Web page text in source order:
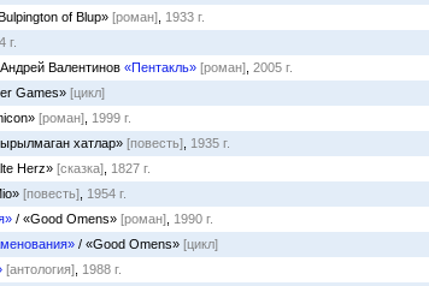
of Blup» [роман] 1933 г.
г.
Валентинов «Пентакль» [роман] 2005 г.
Games» [цикл]
[роман] 1999 г.
хатлар» [повесть] 1935 г.
Herz» [сказка] 1827 г.
[повесть] 1954 г.
/ «Good Omens» [роман] 1990 г.
/ «Good Omens» [цикл]
[антология] 1988 г.